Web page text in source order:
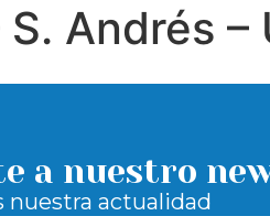
S. Andrés –
a nuestro
nuestra actualidad